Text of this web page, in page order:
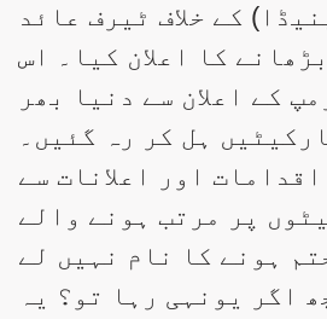
کے خلاف ٹیرف عائد
کا اعلان کیا۔ اس
کے اعلان سے دنیا بھر
ہل کر رہ گئیں۔
اور اعلانات سے
پر مرتب ہونے والے
ہونے کا نام نہیں لے
اگر یونہی رہا تو؟ یہ